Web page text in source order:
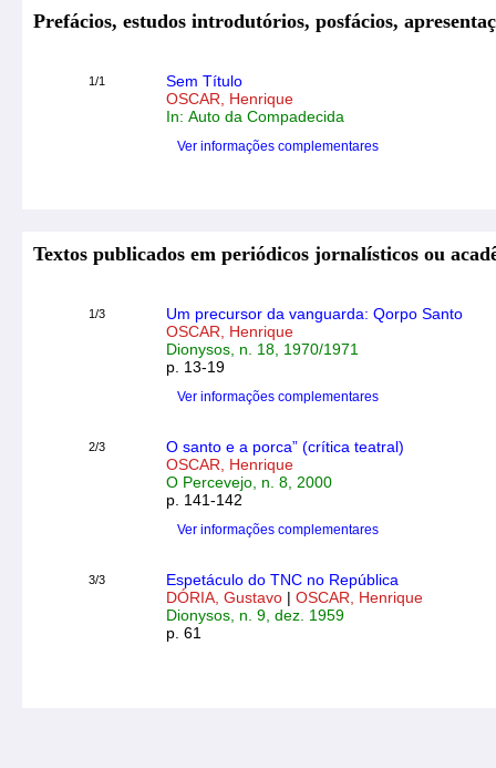
Prefácios, estudos introdutórios, posfácios,
1/1
Sem Título
OSCAR, Henrique
In: Auto da Compadecida
Ver informações complementares
Textos publicados em periódicos jornalísticos ou
1/3
Um precursor da vanguarda: Qorpo Santo
OSCAR, Henrique
Dionysos, n. 18, 1970/1971
p. 13-19
Ver informações complementares
2/3
O santo e a porca” (crítica teatral)
OSCAR, Henrique
O Percevejo, n. 8, 2000
p. 141-142
Ver informações complementares
3/3
Espetáculo do TNC no República
DÓRIA, Gustavo | OSCAR, Henrique
Dionysos, n. 9, dez. 1959
p. 61